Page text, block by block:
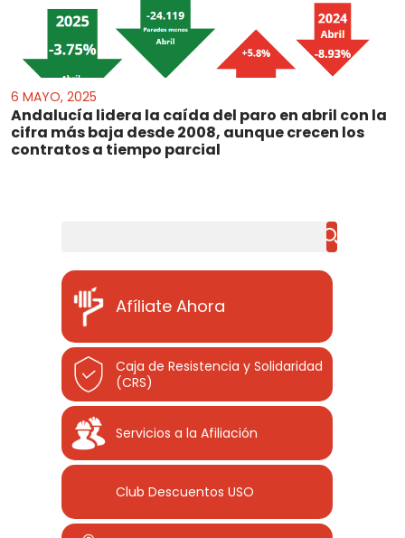
6 MAYO, 2025
Andalucía lidera la caída del paro en abril con la
cifra más baja desde 2008, aunque crecen los
contratos a tiempo parcial
Afíliate Ahora
Caja de Resistencia y Solidaridad
(CRS)
Servicios a la Afiliación
Club Descuentos USO